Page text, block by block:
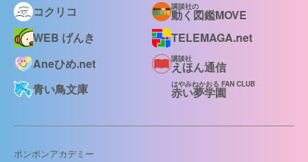
コクリコ
講談社の
動く図鑑MOVE
WEB げんき
TELEMAGA.net
Aneひめ.net
講談社
えほん通信
青い鳥文庫
はやみねかおる FAN CLUB
赤い夢学園
ボンボンアカデミー